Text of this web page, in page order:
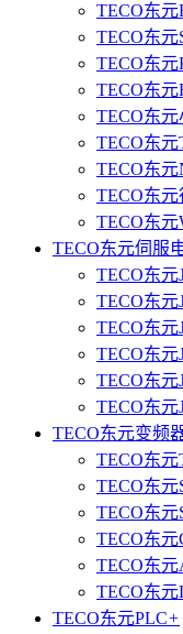
TECO东
TECO东
TECO东
TECO东
TECO东
TECO东
TECO东
TECO东
TECO东
TECO东元伺服
TECO东元
TECO东元
TECO东
TECO东元
TECO东元
TECO东
TECO东元变频
TECO东元
TECO东元
TECO东元
TECO东元
TECO东元
TECO东
TECO东元PLC+